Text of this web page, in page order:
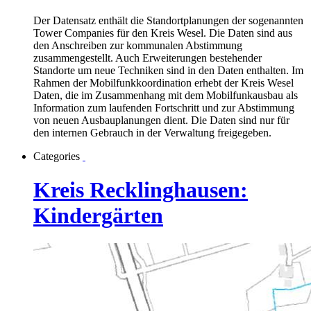
Der Datensatz enthält die Standortplanungen der sogenannten
Tower Companies für den Kreis Wesel. Die Daten sind aus
den Anschreiben zur kommunalen Abstimmung
zusammengestellt. Auch Erweiterungen bestehender
Standorte um neue Techniken sind in den Daten enthalten. Im
Rahmen der Mobilfunkkoordination erhebt der Kreis Wesel
Daten, die im Zusammenhang mit dem Mobilfunkausbau als
Information zum laufenden Fortschritt und zur Abstimmung
von neuen Ausbauplanungen dient. Die Daten sind nur für
den internen Gebrauch in der Verwaltung freigegeben.
Categories
Kreis Recklinghausen:
Kindergärten